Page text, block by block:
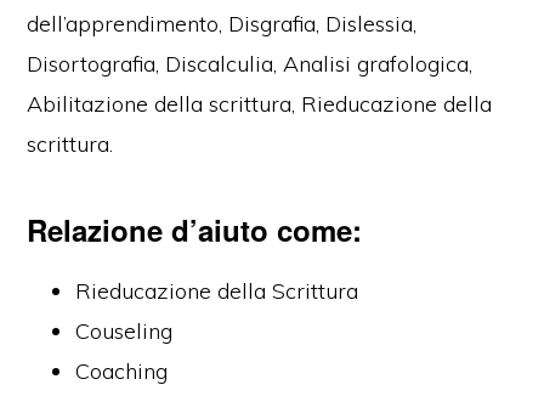
dell’apprendimento, Disgrafia, Dislessia,
Disortografia, Discalculia, Analisi grafologica,
Abilitazione della scrittura, Rieducazione della
scrittura.
Relazione d’aiuto come:
Rieducazione della Scrittura
Couseling
Coaching